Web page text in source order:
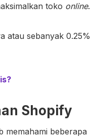
toko online.
atau sebanyak 0.25%
Shopify
memahami beberapa